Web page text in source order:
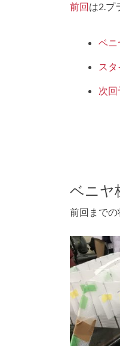
前回は2.プ
ベニ
ス
次
ベニヤ
前回までの